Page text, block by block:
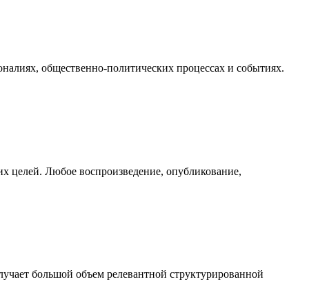
общественно-политических процессах и событиях.
целей. Любое воспроизведение, опубликование,
большой объем релевантной структурированной